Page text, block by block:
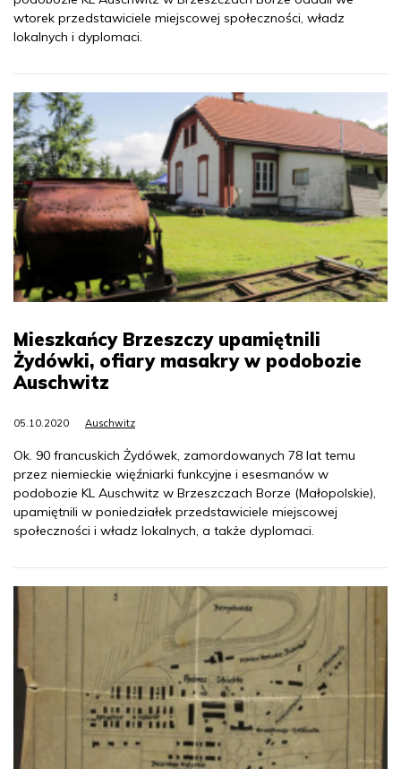
wtorek przedstawiciele miejscowej społeczności, władz
lokalnych i dyplomaci.
Mieszkańcy Brzeszczy upamiętnili
Żydówki, ofiary masakry w podobozie
Auschwitz
05.10.2020 Auschwitz
Ok. 90 francuskich Żydówek, zamordowanych 78 lat temu
przez niemieckie więźniarki funkcyjne i esesmanów w
podobozie KL Auschwitz w Brzeszczach Borze (Małopolskie),
upamiętnili w poniedziałek przedstawiciele miejscowej
społeczności i władz lokalnych, a także dyplomaci.